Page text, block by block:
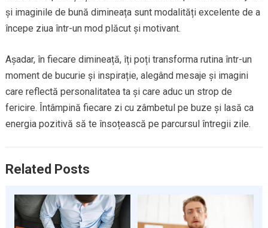
și imaginile de bună dimineața sunt modalități excelente de a
începe ziua într-un mod plăcut și motivant.
Așadar, în fiecare dimineață, îți poți transforma rutina într-un
moment de bucurie și inspirație, alegând mesaje și imagini
care reflectă personalitatea ta și care aduc un strop de
fericire. Întâmpină fiecare zi cu zâmbetul pe buze și lasă ca
energia pozitivă să te însoțească pe parcursul întregii zile.
Related Posts